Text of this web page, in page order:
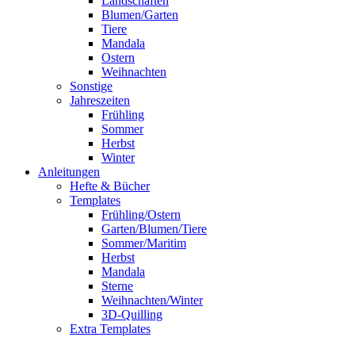
Blumen/Garten
Tiere
Mandala
Ostern
Weihnachten
Sonstige
Jahreszeiten
Frühling
Sommer
Herbst
Winter
Anleitungen
Hefte & Bücher
Templates
Frühling/Ostern
Garten/Blumen/Tiere
Sommer/Maritim
Herbst
Mandala
Sterne
Weihnachten/Winter
3D-Quilling
Extra Templates